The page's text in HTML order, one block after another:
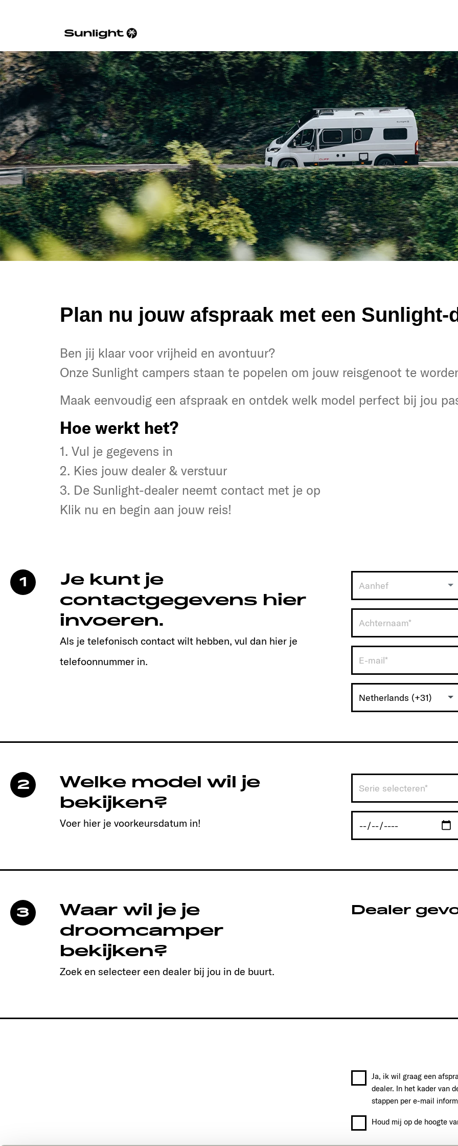
Plan nu jouw afspraak met een Sunlight-
Heb je zin in vrijheid en avontuur?
Ook in onze SUNLIGHT reisgenoten!
Klik om een afspraak te maken en ontdek het model dat bij je past!
Zo simpel is het:
1. Gegevens invoeren
2. Dealer selecteren & versturen
3. Jouw Sunlight-dealer neemt contact met je op!
Ben jij klaar voor vrijheid en avontuur?
Onze Sunlight campers staan te popelen om jouw reisgenoot te
Maak eenvoudig een afspraak en ontdek welk model perfect bij jou
Hoe werkt het?
1. Vul je gegevens in
2. Kies jouw dealer & verstuur
3. De Sunlight-dealer neemt contact met je op
Klik nu en begin aan jouw reis!
1
Je kunt je
contactgegevens hier
invoeren.
Als je telefonisch contact wilt hebben, vul dan hier je
telefoonnummer in.
Aanhef
Netherlands (+31)
2
Welke model wil je
bekijken?
Voer hier je voorkeursdatum in!
Serie selecteren*
3
Waar wil je je
droomcamper
bekijken?
Zoek en selecteer een dealer bij jou in de buurt.
Dealer
Ja, ik wil graag een
dealer. In het kader van
stappen per e-mail
Houd mij op de hoogte